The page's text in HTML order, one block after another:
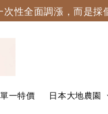
性全面調漲，而是採
一特價 日本大地農園